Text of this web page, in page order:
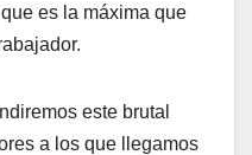
es la máxima que
este brutal
a los que llegamos